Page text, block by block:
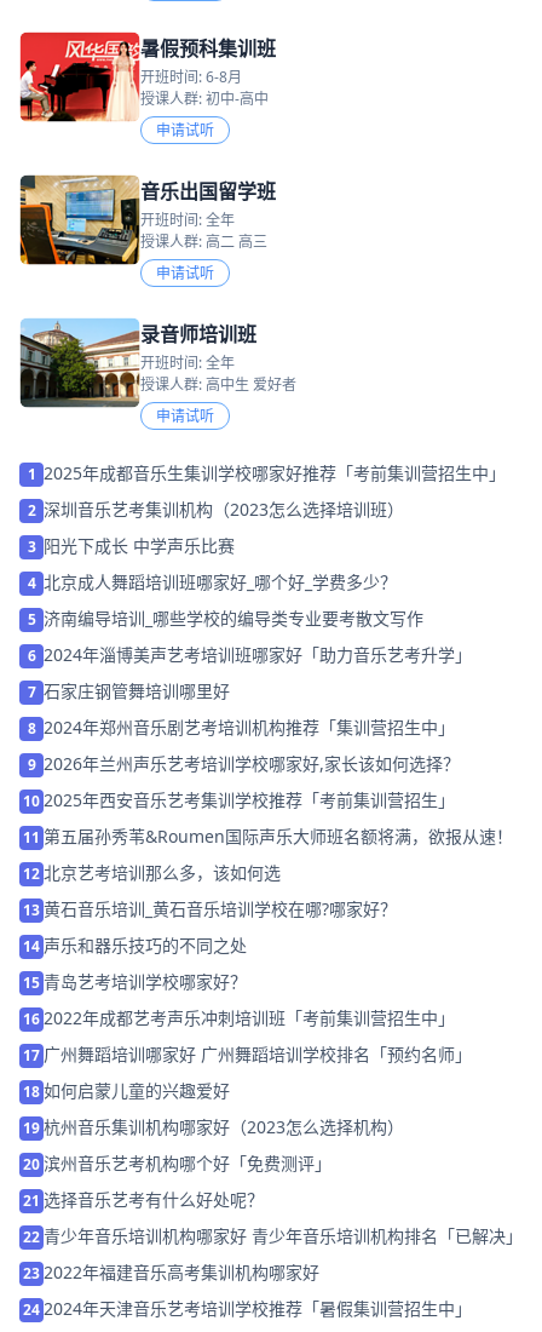
暑假预科集训班
开班时间: 6-8月
授课人群: 初中-高中
申请试听
音乐出国留学班
开班时间: 全年
授课人群: 高二 高三
申请试听
录音师培训班
开班时间: 全年
授课人群: 高中生 爱好者
申请试听
1 2025年成都音乐生集训学校哪家好推荐「考前集训营招生中」
2 深圳音乐艺考集训机构（2023怎么选择培训班）
3 阳光下成长 中学声乐比赛
4 北京成人舞蹈培训班哪家好_哪个好_学费多少？
5 济南编导培训_哪些学校的编导类专业要考散文写作
6 2024年淄博美声艺考培训班哪家好「助力音乐艺考升学」
7 石家庄钢管舞培训哪里好
8 2024年郑州音乐剧艺考培训机构推荐「集训营招生中」
9 2026年兰州声乐艺考培训学校哪家好,家长该如何选择？
102025年西安音乐艺考集训学校推荐「考前集训营招生」
11 第五届孙秀苇&Roumen国际声乐大师班名额将满，欲报从速！
12北京艺考培训那么多，该如何选
13黄石音乐培训_黄石音乐培训学校在哪?哪家好？
14 声乐和器乐技巧的不同之处
15青岛艺考培训学校哪家好？
162022年成都艺考声乐冲刺培训班「考前集训营招生中」
17 广州舞蹈培训哪家好 广州舞蹈培训学校排名「预约名师」
18如何启蒙儿童的兴趣爱好
19杭州音乐集训机构哪家好（2023怎么选择机构）
20滨州音乐艺考机构哪个好「免费测评」
21 选择音乐艺考有什么好处呢？
22青少年音乐培训机构哪家好 青少年音乐培训机构排名「已解决」
232022年福建音乐高考集训机构哪家好
242024年天津音乐艺考培训学校推荐「暑假集训营招生中」